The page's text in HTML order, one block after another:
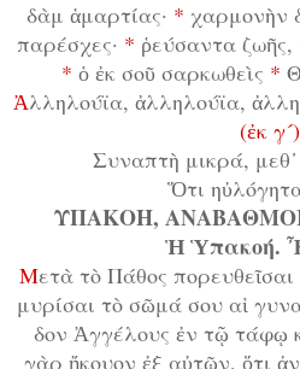
δὰμ ἁ­μαρ­τί­ας· * χαρ­μο­νὴν
πα­ρέ­σχες· * ῥεύ­σαν­τα ζω­ῆς,
* ὁ ἐκ σοῦ σαρ­κω­θεὶς *
Ἀλ­λη­λού­ϊ­α, ἀλ­λη­λού­ϊ­α,
(ἐκ γ´)
Συ­να­πτὴ μι­κρά, μεθ᾿
Ὅ­τι
ΥΠΑΚΟΗ,
Ἡ Ὑ­πα­κο­ή.
Με­τὰ τὸ Πά­θος
μυ­ρί­σαι τὸ σῶ­μά σου αἱ
δον Ἀγ­γέ­λους ἐν τῷ τά­φῳ
γὰρ ἤ­κου­ον ἐξ αὐ­τῶν, ὅ­τι